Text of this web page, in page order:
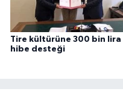
Tire kültürüne 300 bin lira
hibe desteği